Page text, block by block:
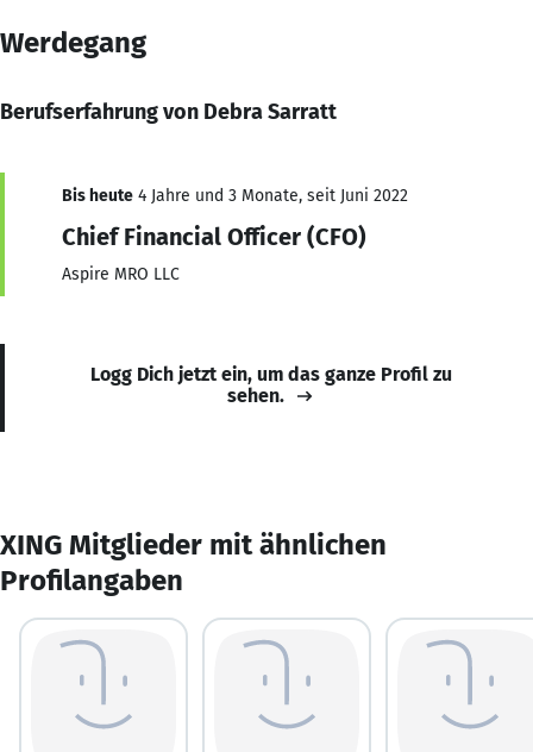
Werdegang
Berufserfahrung von Debra Sarratt
Bis heute 4 Jahre und 3 Monate, seit Juni 2022
Chief Financial Officer (CFO)
Aspire MRO LLC
Logg Dich jetzt ein, um das ganze Profil zu
sehen.
XING Mitglieder mit ähnlichen
Profilangaben